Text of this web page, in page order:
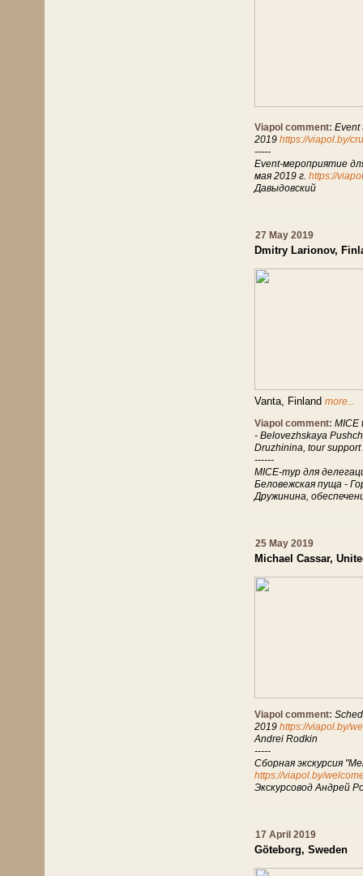
Viapol comment: Event
2019 https://viapol.by/
-----
Event-мероприятие
мая 2019 г. https://
Давыдовский
27 May 2019
Dmitry Larionov,
Vanta, Finland more...
Viapol comment: MICE
- Belovezhskaya
Druzhinina, tour
------
MICE-тур для
Беловежская пуща -
Дружинина,
25 May 2019
Michael Cassar,
Viapol comment:
2019 https://viapol.by/
Andrei Rodkin
-----
Сборная экскурсия
https://viapol.by/
Экскурсовод Андрей
17 April 2019
Göteborg, Sweden